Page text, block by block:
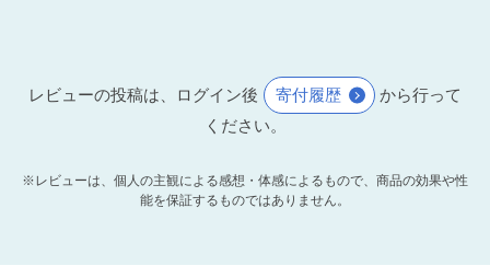
レビューの投稿は、ログイン後 寄付履歴
から行って
ください。
※レビューは、個人の主観による感想・体感によるもので、商品の効果や性
能を保証するものではありません。